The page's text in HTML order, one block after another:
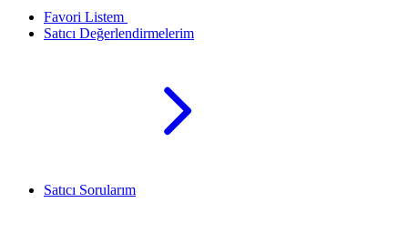
Favori Listem
Satıcı Değerlendirmelerim
Satıcı Sorularım